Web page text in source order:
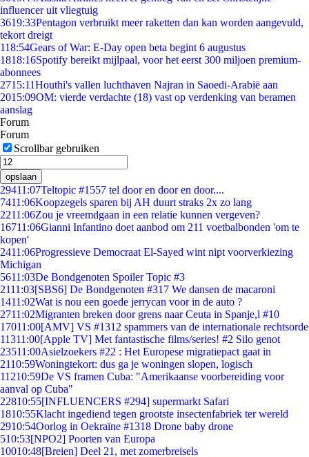
influencer uit vliegtuig
3619:33Pentagon verbruikt meer raketten dan kan worden aangevuld,
tekort dreigt
118:54Gears of War: E-Day open beta begint 6 augustus
1818:16Spotify bereikt mijlpaal, voor het eerst 300 miljoen premium-
abonnees
2715:11Houthi's vallen luchthaven Najran in Saoedi-Arabië aan
2015:09OM: vierde verdachte (18) vast op verdenking van beramen
aanslag
Forum
Forum
Scrollbar gebruiken
opslaan
29411:07Teltopic #1557 tel door en door en door....
7411:06Koopzegels sparen bij AH duurt straks 2x zo lang
2211:06Zou je vreemdgaan in een relatie kunnen vergeven?
16711:06Gianni Infantino doet aanbod om 211 voetbalbonden 'om te
kopen'
2411:06Progressieve Democraat El-Sayed wint nipt voorverkiezing
Michigan
5611:03De Bondgenoten Spoiler Topic #3
2111:03[SBS6] De Bondgenoten #317 We dansen de macaroni
1411:02Wat is nou een goede jerrycan voor in de auto ?
2711:02Migranten breken door grens naar Ceuta in Spanje,l #10
17011:00[AMV] VS #1312 spammers van de internationale rechtsorde
11311:00[Apple TV] Met fantastische films/series! #2 Silo genot
23511:00Asielzoekers #22 : Het Europese migratiepact gaat in
2110:59Woningtekort: dus ga je woningen slopen, logisch
11210:59De VS framen Cuba: "Amerikaanse voorbereiding voor
aanval op Cuba"
22810:55[INFLUENCERS #294] supermarkt Safari
1810:55Klacht ingediend tegen grootste insectenfabriek ter wereld
2910:54Oorlog in Oekraïne #1318 Drone baby drone
510:53[NPO2] Poorten van Europa
10010:48[Breien] Deel 21, met zomerbreisels